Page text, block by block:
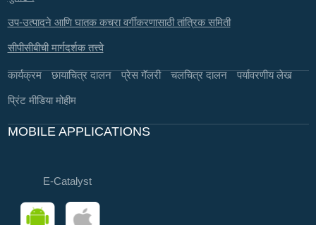
उप-उत्पादने आणि घातक कचरा वर्गीकरणासाठी तांत्रिक समिती
सीपीसीबीची मार्गदर्शक तत्त्वे
कार्यक्रम छायाचित्र दालन प्रेस गॅलरी चलचित्र दालन पर्यावरणीय लेख
प्रिंट मीडिया मोहीम
MOBILE APPLICATIONS
E-Catalyst